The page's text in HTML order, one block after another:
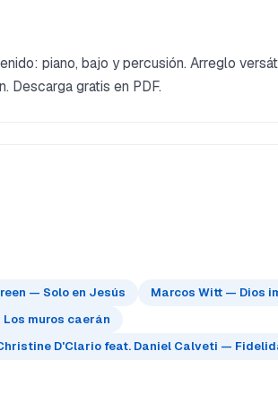
piano, bajo y percusión. Arreglo
Descarga gratis en PDF.
— Solo en Jesús
Marcos Witt — Dios
muros caerán
D'Clario feat. Daniel Calveti —